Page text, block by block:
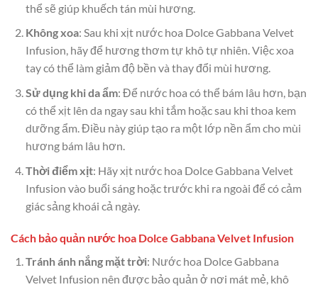
thể sẽ giúp khuếch tán mùi hương.
Không xoa: Sau khi xịt nước hoa Dolce Gabbana Velvet
Infusion, hãy để hương thơm tự khô tự nhiên. Việc xoa
tay có thể làm giảm độ bền và thay đổi mùi hương.
Sử dụng khi da ẩm: Để nước hoa có thể bám lâu hơn, bạn
có thể xịt lên da ngay sau khi tắm hoặc sau khi thoa kem
dưỡng ẩm. Điều này giúp tạo ra một lớp nền ẩm cho mùi
hương bám lâu hơn.
Thời điểm xịt: Hãy xịt nước hoa Dolce Gabbana Velvet
Infusion vào buổi sáng hoặc trước khi ra ngoài để có cảm
giác sảng khoái cả ngày.
Cách bảo quản nước hoa Dolce Gabbana Velvet Infusion
Tránh ánh nắng mặt trời: Nước hoa Dolce Gabbana
Velvet Infusion nên được bảo quản ở nơi mát mẻ, khô